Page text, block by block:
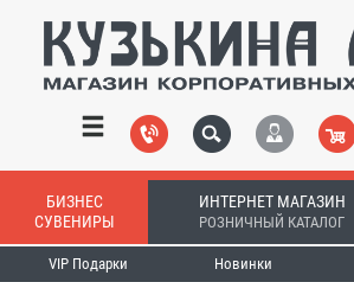
БИЗНЕС
СУВЕНИРЫ
ИНТЕРНЕТ МАГАЗИН
РОЗНИЧНЫЙ КАТАЛОГ
VIP Подарки Новинки